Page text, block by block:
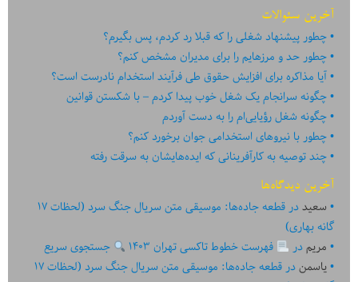
آخرین سئوالات
چطور پیشنهاد شغلی را که قبلا رد کردم، پس بگیرم؟
چطور حد و مرزهایم را برای مدیران مشخص کنم؟
آیا مذاکره برای افزایش حقوق طی فرآیند استخدام نادرست است؟
چگونه سرانجام یک شغل خوب پیدا کردم – با شکستن قوانین
چگونه شغل رؤیایی‌ام را به دست آوردم
چطور با نیروهای استخدامی جوان برخورد کنم؟
چند توصیه به کارآفرینانی که ایده‏‏‌‏‏‌هایشان به سرقت رفته
آخرین دیدگاه‌ها
سعیددر
قطعه جاده‌ها: موسیقی متن سریال جنگ سرد (لحظات ۱۷
گانه بهاری)
مریمدر فهرست خطوط تاکسی تهران ۱۴۰۳
جستجوی سریع
یاسمندر
قطعه جاده‌ها: موسیقی متن سریال جنگ سرد (لحظات ۱۷